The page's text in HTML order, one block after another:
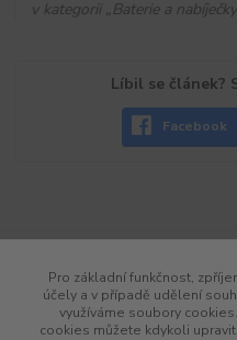
v kategorii „Baterie a
Líbil se článek?
Facebook
Pro základní funkčnost,
účely a v případě udělení
využíváme soubory
cookies můžete kdykoli